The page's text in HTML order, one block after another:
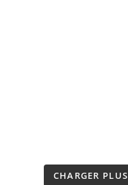
CHARGER PLUS